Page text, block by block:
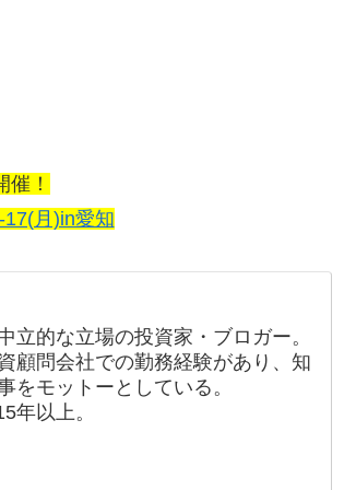
！
月)in愛知
的な立場の投資家・ブロガー。
顧問会社での勤務経験があり、知
をモットーとしている。
年以上。